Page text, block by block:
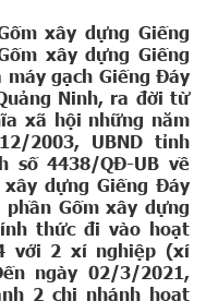
xây dựng Giếng
xây dựng Giếng
gạch Giếng Đáy
Ninh, ra đời từ
xã hội những năm
2003, UBND tỉnh
số 4438/QĐ-UB về
dựng Giếng Đáy
Gốm xây dựng
thức đi vào hoạt
với 2 xí nghiệp (xí
ngày 02/3/2021,
2 chi nhánh hoạt